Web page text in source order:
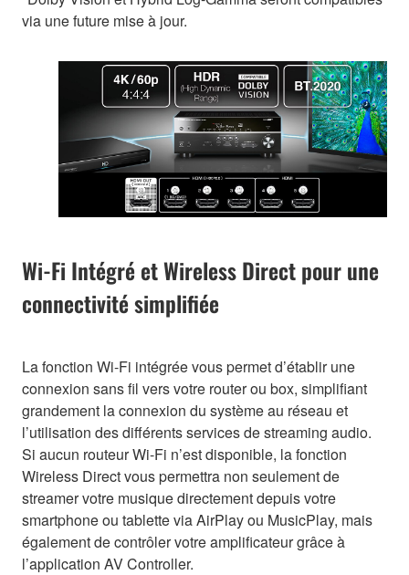
via une future mise à jour.
Wi-Fi Intégré et Wireless Direct pour une
connectivité simplifiée
La fonction Wi-Fi intégrée vous permet d’établir une
connexion sans fil vers votre router ou box, simplifiant
grandement la connexion du système au réseau et
l’utilisation des différents services de streaming audio.
Si aucun routeur Wi-Fi n’est disponible, la fonction
Wireless Direct vous permettra non seulement de
streamer votre musique directement depuis votre
smartphone ou tablette via AirPlay ou MusicPlay, mais
également de contrôler votre amplificateur grâce à
l’application AV Controller.